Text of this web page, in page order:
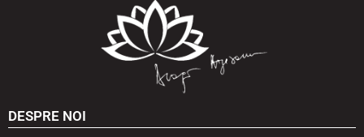
DESPRE NOI